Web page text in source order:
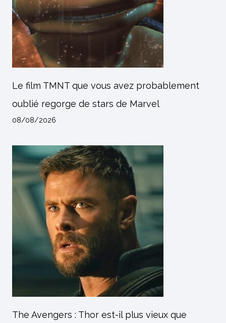
Le film TMNT que vous avez probablement
oublié regorge de stars de Marvel
08/08/2026
The Avengers : Thor est-il plus vieux que